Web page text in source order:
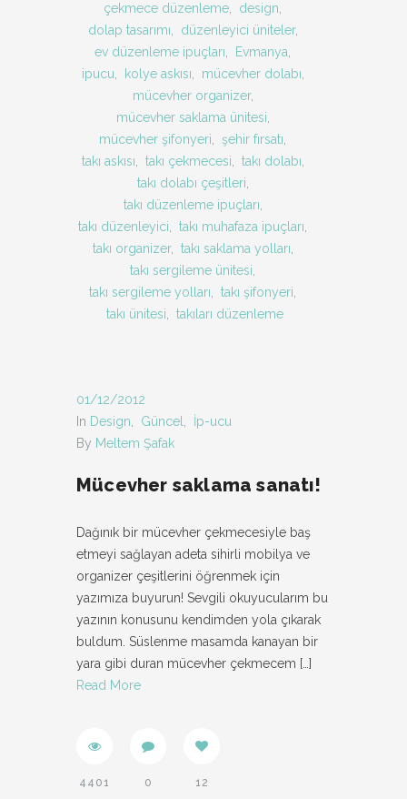
çekmece düzenleme
design
dolap tasarımı
düzenleyici üniteler,
ev düzenleme ipuçları
Evmanya
ipucu
kolye askısı mücevher dolabı
mücevher organizer,
mücevher saklama ünitesi
mücevher şifonyeri
şehir fırsatı
takı askısı
takı çekmecesi takı dolabı
takı dolabı çeşitleri
takı düzenleme ipuçları
takı düzenleyici
takı muhafaza ipuçları
takı organizer, takı saklama yolları
takı sergileme ünitesi
takı sergileme yolları
takı şifonyeri
takı ünitesi
takıları düzenleme
01/12/2012
In Design Güncel
İp-ucu
By Meltem Şafak
Mücevher saklama sanatı!
Dağınık bir mücevher çekmecesiyle baş
etmeyi sağlayan adeta sihirli mobilya ve
organizer çeşitlerini öğrenmek için
yazımıza buyurun! Sevgili okuyucularım bu
yazının konusunu kendimden yola çıkarak
buldum. Süslenme masamda kanayan bir
yara gibi duran mücevher çekmecem […]
Read More
4401 0 12